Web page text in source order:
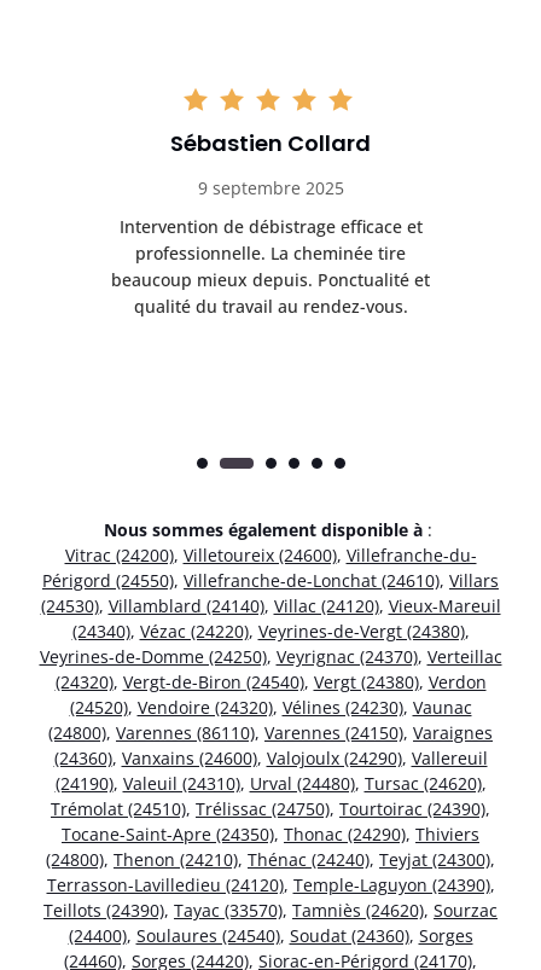
Sébastien Collard
9 septembre 2025
Intervention de débistrage efficace et
professionnelle. La cheminée tire
beaucoup mieux depuis. Ponctualité et
qualité du travail au rendez-vous.
Nous sommes également disponible à :
Vitrac (24200), Villetoureix (24600), Villefranche-du-
Périgord (24550), Villefranche-de-Lonchat (24610), Villars
(24530), Villamblard (24140), Villac (24120), Vieux-Mareuil
(24340), Vézac (24220), Veyrines-de-Vergt (24380),
Veyrines-de-Domme (24250), Veyrignac (24370), Verteillac
(24320), Vergt-de-Biron (24540), Vergt (24380), Verdon
(24520), Vendoire (24320), Vélines (24230), Vaunac
(24800), Varennes (86110), Varennes (24150), Varaignes
(24360), Vanxains (24600), Valojoulx (24290), Vallereuil
(24190), Valeuil (24310), Urval (24480), Tursac (24620),
Trémolat (24510), Trélissac (24750), Tourtoirac (24390),
Tocane-Saint-Apre (24350), Thonac (24290), Thiviers
(24800), Thenon (24210), Thénac (24240), Teyjat (24300),
Terrasson-Lavilledieu (24120), Temple-Laguyon (24390),
Teillots (24390), Tayac (33570), Tamniès (24620), Sourzac
(24400), Soulaures (24540), Soudat (24360), Sorges
(24460), Sorges (24420), Siorac-en-Périgord (24170),